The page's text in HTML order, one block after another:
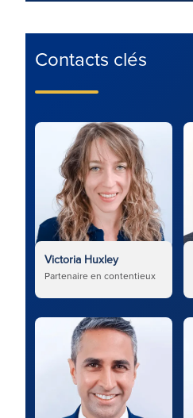
Contacts clés
Victoria Huxley
Partenaire en contentieux